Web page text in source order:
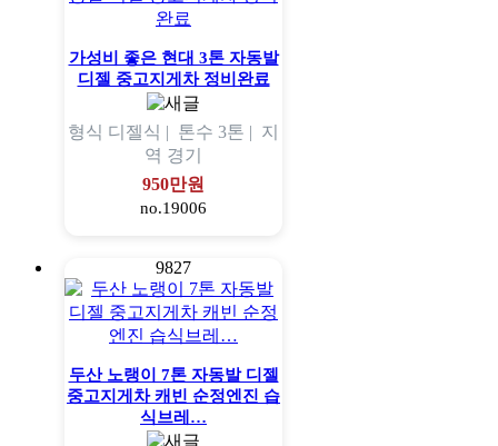
가성비 좋은 현대 3톤 자동발
디젤 중고지게차 정비완료
형식 디젤식 | 톤수 3톤 | 지
역 경기
950만원
no.19006
9827
두산 노랭이 7톤 자동발 디젤
중고지게차 캐빈 순정엔진 습
식브레…